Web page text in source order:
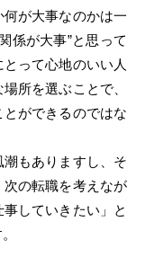
が大事なのかは一
係が大事”と思って
って心地のいい人
所を選ぶことで、
ができるのではな
もありますし、そ
の転職を考えなが
していきたい」と